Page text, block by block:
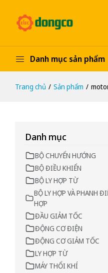
Danh mục sản phẩm
Trang chủ Sản phẩm
Danh mục
BỘ CHUYỂN HƯỚNG
BỘ ĐIỀU KHIỂN
BỘ LY HỢP TỪ
BỘ LY HỢP VÀ PHANH
HỢP
ĐẦU GIẢM TỐC
ĐỘNG CƠ ĐIỆN
ĐỘNG CƠ GIẢM TỐC
LY HỢP TỪ
MÁY THỔI KHÍ